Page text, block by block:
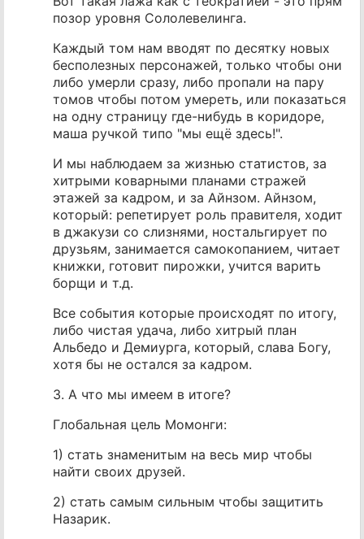
позор уровня Сололевелинга.
Каждый том нам вводят по десятку новых
бесполезных персонажей, только чтобы они
либо умерли сразу, либо пропали на пару
томов чтобы потом умереть, или показаться
на одну страницу где-нибудь в коридоре,
маша ручкой типо "мы ещё здесь!".
И мы наблюдаем за жизнью статистов, за
хитрыми коварными планами стражей
этажей за кадром, и за Айнзом. Айнзом,
который: репетирует роль правителя, ходит
в джакузи со слизнями, ностальгирует по
друзьям, занимается самокопанием, читает
книжки, готовит пирожки, учится варить
борщи и т.д.
Все события которые происходят по итогу,
либо чистая удача, либо хитрый план
Альбедо и Демиурга, который, слава Богу,
хотя бы не остался за кадром.
3. А что мы имеем в итоге?
Глобальная цель Момонги:
1) стать знаменитым на весь мир чтобы
найти своих друзей.
2) стать самым сильным чтобы защитить
Назарик.